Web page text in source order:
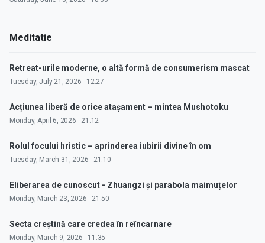
Meditatie
Retreat-urile moderne, o altă formă de consumerism mascat
Tuesday, July 21, 2026 - 12:27
Acțiunea liberă de orice atașament – mintea Mushotoku
Monday, April 6, 2026 - 21:12
Rolul focului hristic – aprinderea iubirii divine în om
Tuesday, March 31, 2026 - 21:10
Eliberarea de cunoscut - Zhuangzi și parabola maimuțelor
Monday, March 23, 2026 - 21:50
Secta creștină care credea în reîncarnare
Monday, March 9, 2026 - 11:35